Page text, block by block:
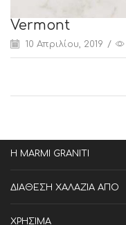
Vermont
10 Απριλίου, 2019 /
Η MARMI GRANITI
ΔΙΑΘΕΣΗ ΧΑΛΑΖΙΑ ΑΠΟ
ΧΡΗΣΙΜΑ